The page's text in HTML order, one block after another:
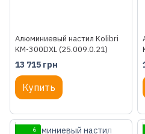
Алюминиевый настил Kolibri
KM-300DXL (25.009.0.21)
13 715 грн
Купить
6